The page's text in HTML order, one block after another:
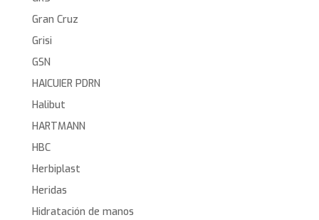
Gran Cruz
Grisi
GSN
HAICUIER PDRN
Halibut
HARTMANN
HBC
Herbiplast
Heridas
Hidratación de manos